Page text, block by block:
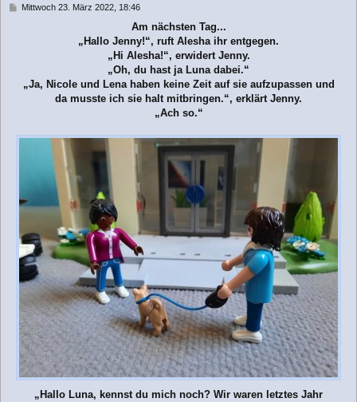
BMittwoch 23. März 2022, 18:46
Am nächsten Tag...
„Hallo Jenny!“, ruft Alesha ihr entgegen.
„Hi Alesha!“, erwidert Jenny.
„Oh, du hast ja Luna dabei.“
„Ja, Nicole und Lena haben keine Zeit auf sie aufzupassen und
da musste ich sie halt mitbringen.“, erklärt Jenny.
„Ach so.“
„Hallo Luna, kennst du mich noch? Wir waren letztes Jahr